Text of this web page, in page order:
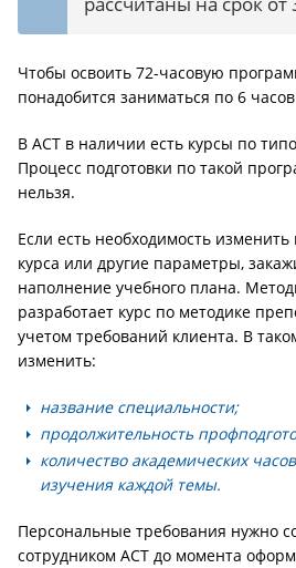
Чтобы освоить 72-часовую
понадобится заниматься по 6
В АСТ в наличии есть курсы по
Процесс подготовки по такой
нельзя.
Если есть необходимость
курса или другие параметры,
наполнение учебного плана.
разработает курс по методике
учетом требований клиента. В
изменить:
название специальности;
продолжительность
количество академических
изучения каждой темы.
Персональные требования нужно
сотрудником АСТ до момента